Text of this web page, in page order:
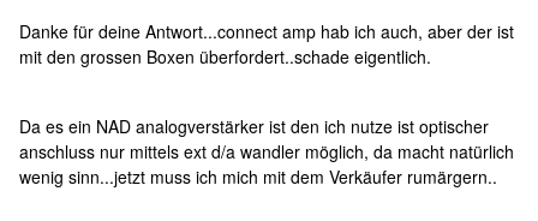
Danke für deine Antwort...connect amp hab ich auch, aber der ist
mit den grossen Boxen überfordert..schade eigentlich.
Da es ein NAD analogverstärker ist den ich nutze ist optischer
anschluss nur mittels ext d/a wandler möglich, da macht natürlich
wenig sinn...jetzt muss ich mich mit dem Verkäufer rumärgern..